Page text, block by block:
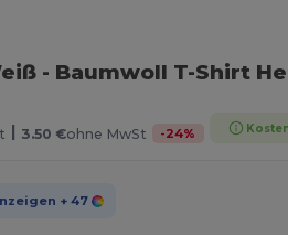
- Baumwoll T-Shirt
| 3.50 €ohne MwSt -24%
+ 47